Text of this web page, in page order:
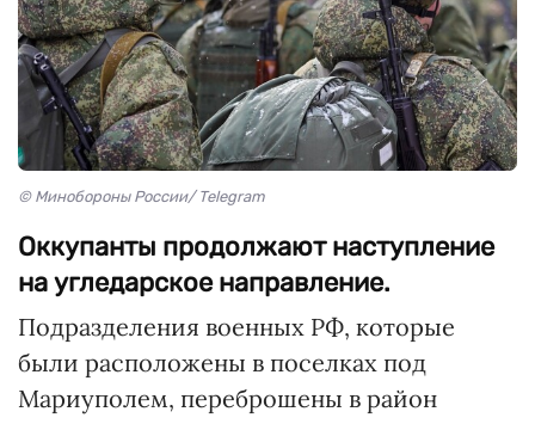
© Минобороны России/ Telegram
Оккупанты продолжают наступление
на угледарское направление.
Подразделения военных РФ, которые
были расположены в поселках под
Мариуполем, переброшены в район